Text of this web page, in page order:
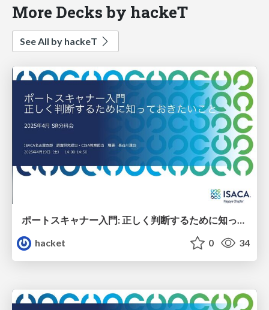
More Decks by hackeT
See All by hackeT
ポートスキャナー入門: 正しく判断するために知っておきたいこと
hacket
0 34